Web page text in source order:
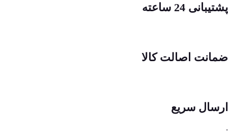
پشتیبانی 24 ساعته
ضمانت اصالت کالا
ارسال سریع
.